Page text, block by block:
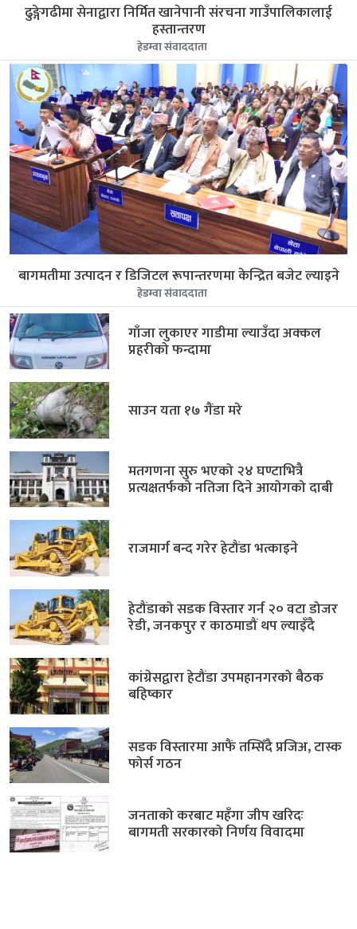
ढुङ्गेगढीमा सेनाद्वारा निर्मित खानेपानी संरचना गाउँपालिकालाई
हस्तान्तरण
हेडम्वा संवाददाता
बागमतीमा उत्पादन र डिजिटल रूपान्तरणमा केन्द्रित बजेट ल्याइने
हेडम्वा संवाददाता
गाँजा लुकाएर गाडीमा ल्याउँदा अक्कल
प्रहरीको फन्दामा
साउन यता १७ गैंडा मरे
मतगणना सुरु भएको २४ घण्टाभित्रै
प्रत्यक्षतर्फको नतिजा दिने आयोगको दाबी
राजमार्ग बन्द गरेर हेटौंडा भत्काइने
हेटौंडाको सडक विस्तार गर्न २० वटा डोजर
रेडी, जनकपुर र काठमाडौं थप ल्याइँदै
कांग्रेसद्वारा हेटौंडा उपमहानगरको बैठक
बहिष्कार
सडक विस्तारमा आफैं तम्सिँदै प्रजिअ, टास्क
फोर्स गठन
जनताको करबाट महँगा जीप खरिदः
बागमती सरकारको निर्णय विवादमा